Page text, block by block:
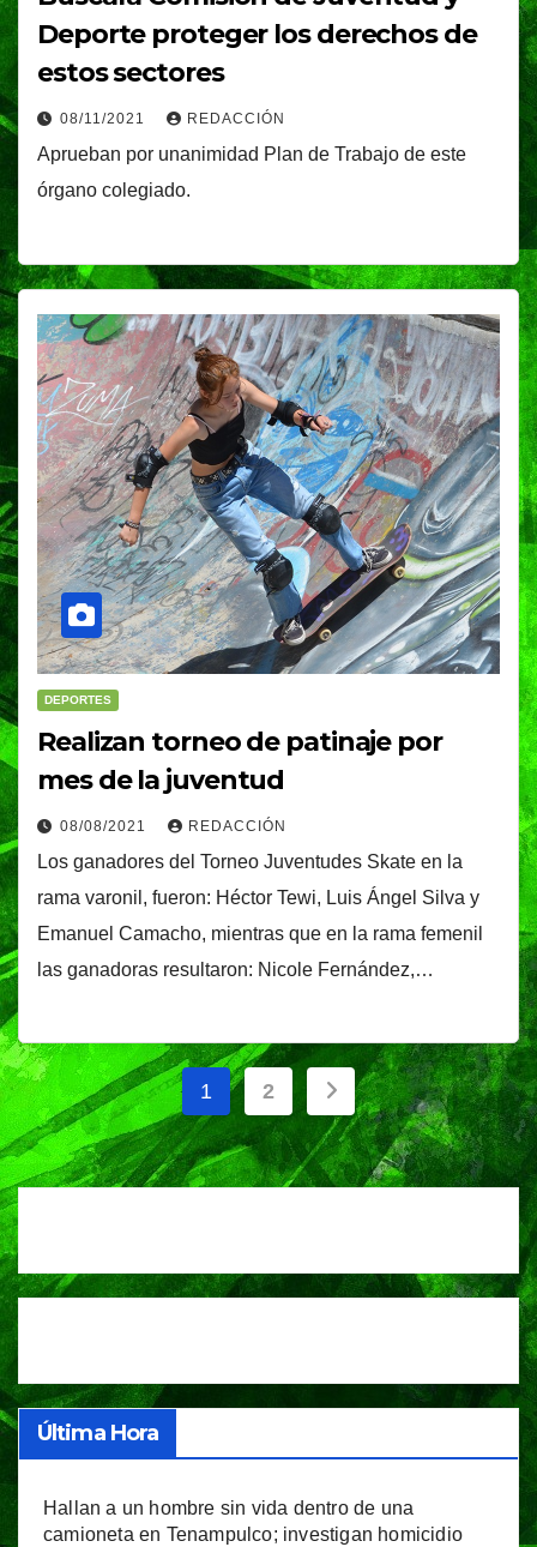
Deporte proteger los derechos de
estos sectores
08/11/2021 REDACCIÓN
Aprueban por unanimidad Plan de Trabajo de este
órgano colegiado.
DEPORTES
Realizan torneo de patinaje por
mes de la juventud
08/08/2021 REDACCIÓN
Los ganadores del Torneo Juventudes Skate en la
rama varonil, fueron: Héctor Tewi, Luis Ángel Silva y
Emanuel Camacho, mientras que en la rama femenil
las ganadoras resultaron: Nicole Fernández,…
Paginación
de
entradas
1 2
Última Hora
Hallan a un hombre sin vida dentro de una
camioneta en Tenampulco; investigan homicidio